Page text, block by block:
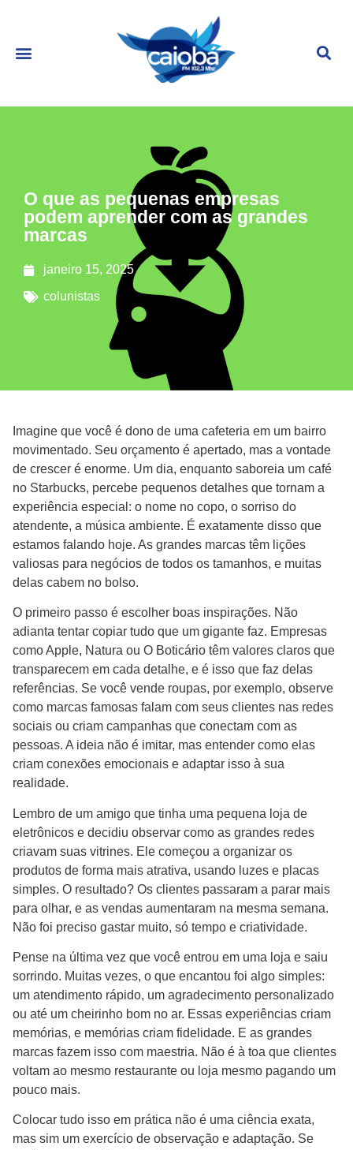
O que as pequenas empresas
podem aprender com as grandes
marcas
janeiro 15, 2025
colunistas
Imagine que você é dono de uma cafeteria em um bairro
movimentado. Seu orçamento é apertado, mas a vontade
de crescer é enorme. Um dia, enquanto saboreia um café
no Starbucks, percebe pequenos detalhes que tornam a
experiência especial: o nome no copo, o sorriso do
atendente, a música ambiente. É exatamente disso que
estamos falando hoje. As grandes marcas têm lições
valiosas para negócios de todos os tamanhos, e muitas
delas cabem no bolso.
O primeiro passo é escolher boas inspirações. Não
adianta tentar copiar tudo que um gigante faz. Empresas
como Apple, Natura ou O Boticário têm valores claros que
transparecem em cada detalhe, e é isso que faz delas
referências. Se você vende roupas, por exemplo, observe
como marcas famosas falam com seus clientes nas redes
sociais ou criam campanhas que conectam com as
pessoas. A ideia não é imitar, mas entender como elas
criam conexões emocionais e adaptar isso à sua
realidade.
Lembro de um amigo que tinha uma pequena loja de
eletrônicos e decidiu observar como as grandes redes
criavam suas vitrines. Ele começou a organizar os
produtos de forma mais atrativa, usando luzes e placas
simples. O resultado? Os clientes passaram a parar mais
para olhar, e as vendas aumentaram na mesma semana.
Não foi preciso gastar muito, só tempo e criatividade.
Pense na última vez que você entrou em uma loja e saiu
sorrindo. Muitas vezes, o que encantou foi algo simples:
um atendimento rápido, um agradecimento personalizado
ou até um cheirinho bom no ar. Essas experiências criam
memórias, e memórias criam fidelidade. E as grandes
marcas fazem isso com maestria. Não é à toa que clientes
voltam ao mesmo restaurante ou loja mesmo pagando um
pouco mais.
Colocar tudo isso em prática não é uma ciência exata,
mas sim um exercício de observação e adaptação. Se